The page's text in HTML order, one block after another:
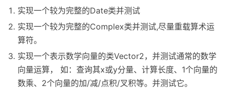
实现一个较为完整的Date类并测试
实现一个较为完整的Complex类并测试,尽量重载算术运
算符。
实现一个表示数学向量的类Vector2，并测试通常的数学
向量运算， 如：查询其x或y分量、计算长度、1个向量的
数乘、2个向量的加/减/点积/叉积等。并测试它。